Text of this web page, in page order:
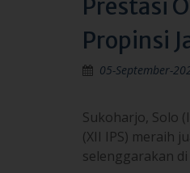
Sukoharjo, Solo
(XII IPS) meraih
selenggarakan di
dilaksanakan
“Prestasi Dhio
Pekalongan,